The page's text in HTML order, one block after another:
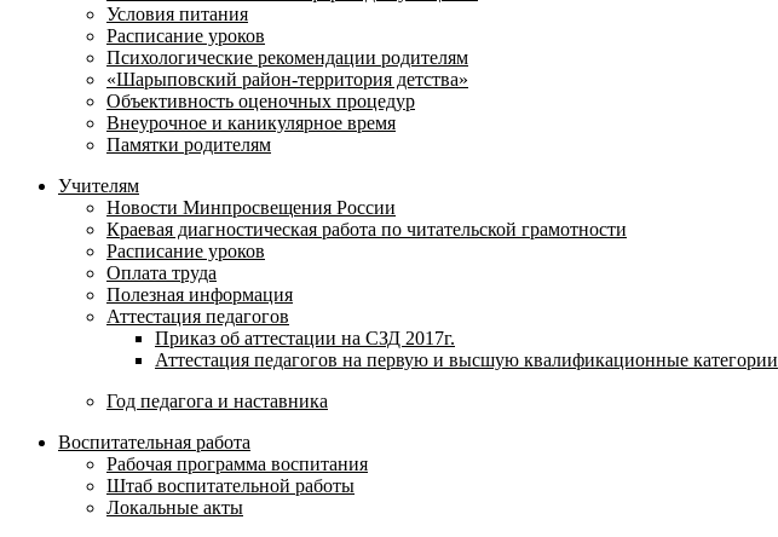
Условия питания
Расписание уроков
Психологические рекомендации родителям
«Шарыповский район-территория детства»
Объективность оценочных процедур
Внеурочное и каникулярное время
Памятки родителям
Учителям
Новости Минпросвещения России
Краевая диагностическая работа по читательской грамотности
Расписание уроков
Оплата труда
Полезная информация
Аттестация педагогов
Приказ об аттестации на СЗД 2017г.
Аттестация педагогов на первую и высшую квалификационные категории
Год педагога и наставника
Воспитательная работа
Рабочая программа воспитания
Штаб воспитательной работы
Локальные акты